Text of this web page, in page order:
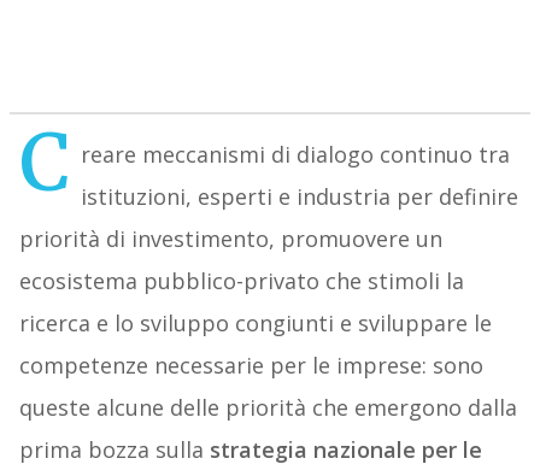
C reare meccanismi di dialogo continuo tra
istituzioni, esperti e industria per definire
priorità di investimento, promuovere un
ecosistema pubblico-privato che stimoli la
ricerca e lo sviluppo congiunti e sviluppare le
competenze necessarie per le imprese: sono
queste alcune delle priorità che emergono dalla
prima bozza sulla strategia nazionale per le